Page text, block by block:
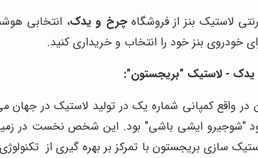
لاستیک بنز از فروشگاهچرخ و یدک، انتخابی
خودروی بنز خود را انتخاب و خریداری کنید.
یدک - لاستیک "بریجستون":